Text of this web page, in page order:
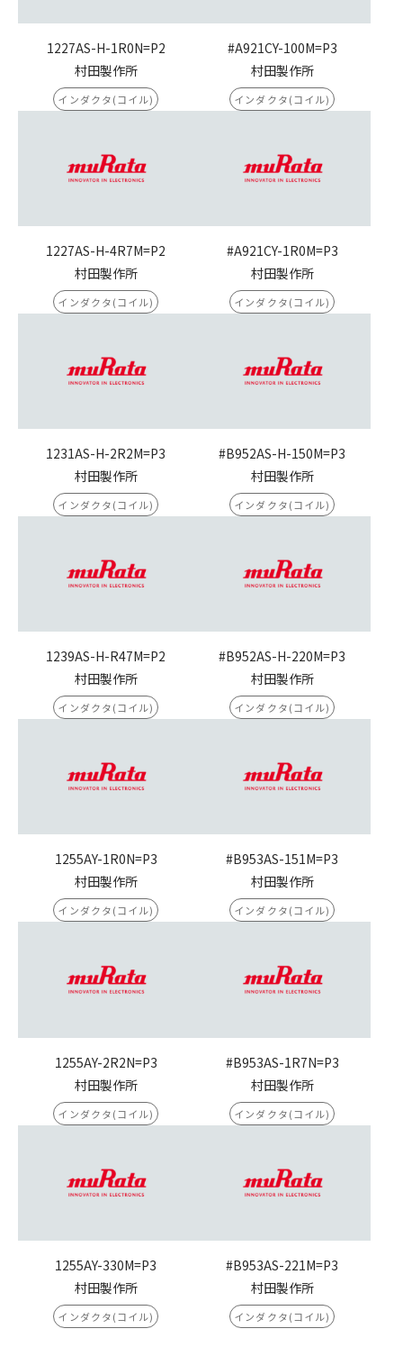
1227AS-H-1R0N=P2
村田製作所
インダクタ(コイル)
#A921CY-100M=P3
村田製作所
インダクタ(コイル)
1227AS-H-4R7M=P2
村田製作所
インダクタ(コイル)
#A921CY-1R0M=P3
村田製作所
インダクタ(コイル)
1231AS-H-2R2M=P3
村田製作所
インダクタ(コイル)
#B952AS-H-150M=P3
村田製作所
インダクタ(コイル)
1239AS-H-R47M=P2
村田製作所
インダクタ(コイル)
#B952AS-H-220M=P3
村田製作所
インダクタ(コイル)
1255AY-1R0N=P3
村田製作所
インダクタ(コイル)
#B953AS-151M=P3
村田製作所
インダクタ(コイル)
1255AY-2R2N=P3
村田製作所
インダクタ(コイル)
#B953AS-1R7N=P3
村田製作所
インダクタ(コイル)
1255AY-330M=P3
村田製作所
インダクタ(コイル)
#B953AS-221M=P3
村田製作所
インダクタ(コイル)